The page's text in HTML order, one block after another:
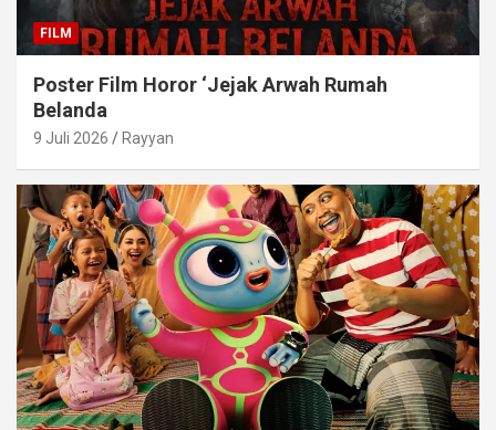
FILM
Poster Film Horor ‘Jejak Arwah Rumah
Belanda
9 Juli 2026 Rayyan